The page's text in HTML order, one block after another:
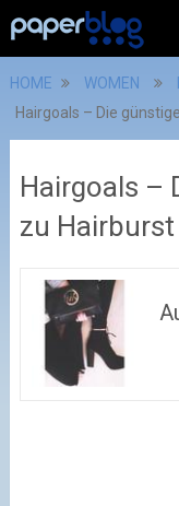
HOME WOMEN
Hairgoals – Die
Hairgoals –
zu Hairburst